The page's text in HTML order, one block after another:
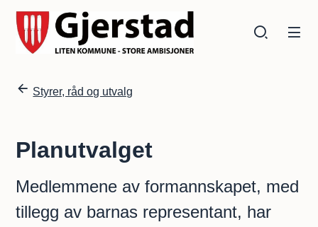
Gjerstad kommune
Du er her:
Styrer, råd og utvalg
Planutvalget
Medlemmene av formannskapet, med
tillegg av barnas representant, har